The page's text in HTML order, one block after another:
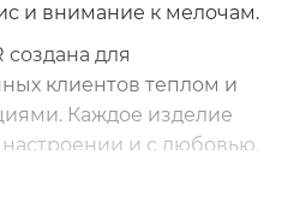
и внимание к мелочам.
создана для
клиентов теплом и
Каждое изделие
и с любовью.
подарок,